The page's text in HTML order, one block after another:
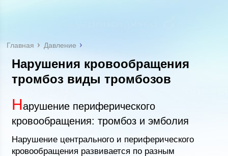
Главная Давление
Нарушения кровообращения
тромбоз виды тромбозов
Нарушение периферического
кровообращения: тромбоз и эмболия
Нарушение центрального и периферического
кровообращения развивается по разным